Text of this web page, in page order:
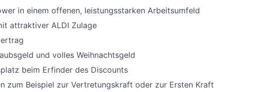
in einem offenen, leistungsstarken Arbeitsumfeld
attraktiver ALDI Zulage
und volles Weihnachtsgeld
beim Erfinder des Discounts
zum Beispiel zur Vertretungskraft oder zur Ersten Kraft